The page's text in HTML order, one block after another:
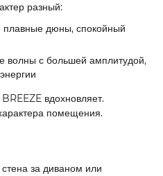
разный:
дюны, спокойный
с большей амплитудой,
вдохновляет.
помещения.
за диваном или